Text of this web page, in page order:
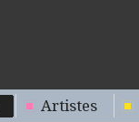
Artistes